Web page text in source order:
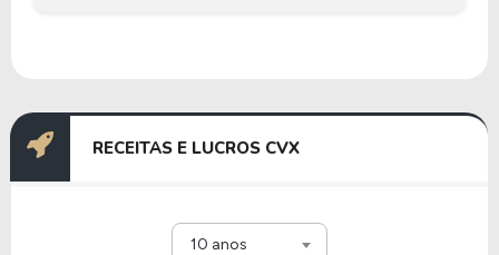
RECEITAS E LUCROS CVX
10 anos